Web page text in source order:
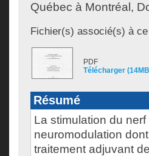
Québec à Montréal,
Fichier(s) associé(s) à
PDF
Télécharger
Résumé
La stimulation du
neuromodulation
traitement adjuvant